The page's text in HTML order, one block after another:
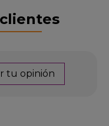
tu opinión